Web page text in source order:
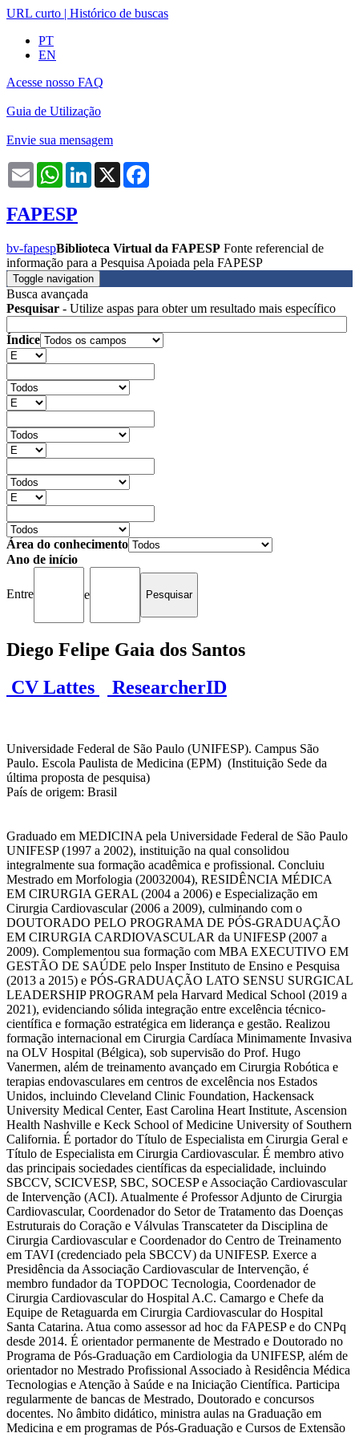
URL curto | Histórico de buscas
PT
EN
Acesse nosso FAQ
Guia de Utilização
Envie sua mensagem
Email WhatsAppLinkedIn
X
FAPESP
bv-fapespBiblioteca Virtual da FAPESP Fonte referencial de
informação para a Pesquisa Apoiada pela FAPESP
Toggle navigation
Busca avançada
Pesquisar - Utilize aspas para obter um resultado mais específico
Índice
Área do conhecimento
Ano de início
Entre e
Diego Felipe Gaia dos Santos
CV Lattes
ResearcherID
Universidade Federal de São Paulo (UNIFESP). Campus São
Paulo. Escola Paulista de Medicina (EPM) (Instituição Sede da
última proposta de pesquisa)
País de origem: Brasil
Graduado em MEDICINA pela Universidade Federal de São Paulo
UNIFESP (1997 a 2002), instituição na qual consolidou
integralmente sua formação acadêmica e profissional. Concluiu
Mestrado em Morfologia (20032004), RESIDÊNCIA MÉDICA
EM CIRURGIA GERAL (2004 a 2006) e Especialização em
Cirurgia Cardiovascular (2006 a 2009), culminando com o
DOUTORADO PELO PROGRAMA DE PÓS-GRADUAÇÃO
EM CIRURGIA CARDIOVASCULAR da UNIFESP (2007 a
2009). Complementou sua formação com MBA EXECUTIVO EM
GESTÃO DE SAÚDE pelo Insper Instituto de Ensino e Pesquisa
(2013 a 2015) e PÓS-GRADUAÇÃO LATO SENSU SURGICAL
LEADERSHIP PROGRAM pela Harvard Medical School (2019 a
2021), evidenciando sólida integração entre excelência técnico-
científica e formação estratégica em liderança e gestão. Realizou
formação internacional em Cirurgia Cardíaca Minimamente Invasiva
na OLV Hospital (Bélgica), sob supervisão do Prof. Hugo
Vanermen, além de treinamento avançado em Cirurgia Robótica e
terapias endovasculares em centros de excelência nos Estados
Unidos, incluindo Cleveland Clinic Foundation, Hackensack
University Medical Center, East Carolina Heart Institute, Ascension
Health Nashville e Keck School of Medicine University of Southern
California. É portador do Título de Especialista em Cirurgia Geral e
Título de Especialista em Cirurgia Cardiovascular. É membro ativo
das principais sociedades científicas da especialidade, incluindo
SBCCV, SCICVESP, SBC, SOCESP e Associação Cardiovascular
de Intervenção (ACI). Atualmente é Professor Adjunto de Cirurgia
Cardiovascular, Coordenador do Setor de Tratamento das Doenças
Estruturais do Coração e Válvulas Transcateter da Disciplina de
Cirurgia Cardiovascular e Coordenador do Centro de Treinamento
em TAVI (credenciado pela SBCCV) da UNIFESP. Exerce a
Presidência da Associação Cardiovascular de Intervenção, é
membro fundador da TOPDOC Tecnologia, Coordenador de
Cirurgia Cardiovascular do Hospital A.C. Camargo e Chefe da
Equipe de Retaguarda em Cirurgia Cardiovascular do Hospital
Santa Catarina. Atua como assessor ad hoc da FAPESP e do CNPq
desde 2014. É orientador permanente de Mestrado e Doutorado no
Programa de Pós-Graduação em Cardiologia da UNIFESP, além de
orientador no Mestrado Profissional Associado à Residência Médica
Tecnologias e Atenção à Saúde e na Iniciação Científica. Participa
regularmente de bancas de Mestrado, Doutorado e concursos
docentes. No âmbito didático, ministra aulas na Graduação em
Medicina e em programas de Pós-Graduação e Cursos de Extensão